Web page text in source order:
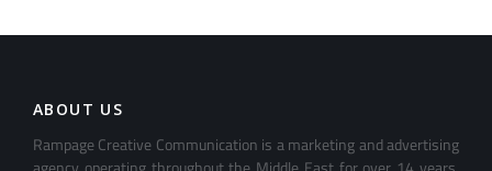
ABOUT US
Rampage Creative Communication is a marketing and advertising